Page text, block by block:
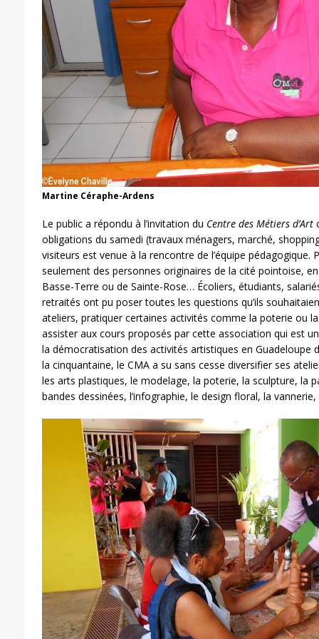
Martine Céraphe-Ardens
Le public a répondu à l’invitation du Centre des Métiers d’Art
obligations du samedi (travaux ménagers, marché,
visiteurs est venue à la rencontre de l’équipe pédagogique.
seulement des personnes originaires de la cité pointoise,
Basse-Terre ou de Sainte-Rose… Écoliers, étudiants,
retraités ont pu poser toutes les questions qu’ils
ateliers, pratiquer certaines activités comme la poterie ou
assister aux cours proposés par cette association qui est
la démocratisation des activités artistiques en Guadeloupe
la cinquantaine, le CMA a su sans cesse diversifier ses
les arts plastiques, le modelage, la poterie, la sculpture, la
bandes dessinées, l’infographie, le design floral, la